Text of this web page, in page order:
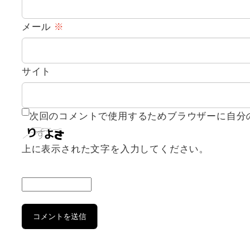
メール ※
サイト
次回のコメントで使用するためブラウザーに自
上に表示された文字を入力してください。